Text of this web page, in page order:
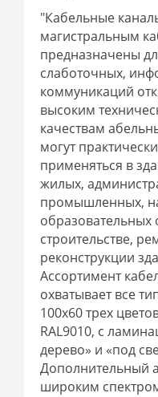
"Кабельные
магистральным
предназначены
слаботочных,
коммуникаций
высоким
качествам
могут
применяться в
жилых,
промышленных,
строительстве,
реконструкции
Ассортимент
охватывает все
100x60 трех
RAL9010, с
дерево» и «под
Дополнительный
широким